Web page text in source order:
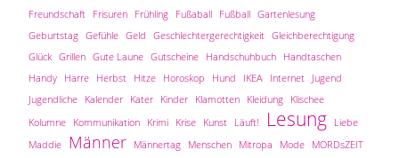
Freundschaft Frisuren Frühling Fußaball Fußball Gartenlesung
Geburtstag Gefühle Geld Geschlechtergerechtigkeit Gleichberechtigung
Glück Grillen Gute Laune Gutscheine Handschuhbuch Handtaschen
Handy Harre Herbst Hitze Horoskop Hund IKEA Internet Jugend
Jugendliche Kalender Kater Kinder Klamotten Kleidung Klischee
Kolumne Kommunikation Krimi Krise Kunst Läuft! Lesung Liebe
Maddie Männer Männertag Menschen Mitropa Mode MORDsZEIT